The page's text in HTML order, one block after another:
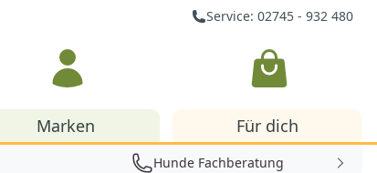
Service: 02745 - 932 480
Warenkorb
Marken Für dich
Hunde Fachberatung